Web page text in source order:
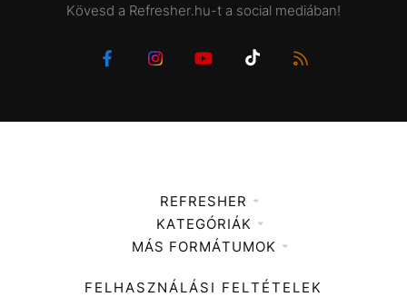
Kövesd a Refresher.hu-t a social mediában!
REFRESHER
Médiaajánlat
KATEGÓRIÁK
Zene
Divat
MÁS FORMÁTUMOK
FELHASZNÁLÁSI FELTÉTELEK